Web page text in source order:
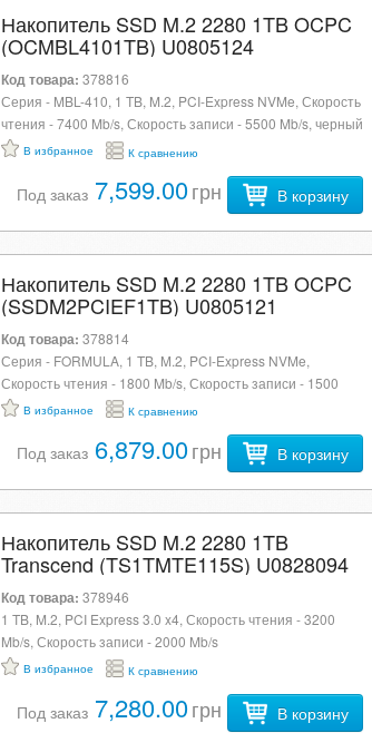
Накопитель SSD M.2 2280 1TB OCPC
(OCMBL4101TB) U0805124
Код товара: 378816
Серия - MBL-410, 1 TB, M.2, PCI-Express NVMe, Скорость
чтения - 7400 Mb/s, Скорость записи - 5500 Mb/s, черный
В избранное К сравнению
Под заказ7,599.00грн В корзину
Накопитель SSD M.2 2280 1TB OCPC
(SSDM2PCIEF1TB) U0805121
Код товара: 378814
Серия - FORMULA, 1 TB, M.2, PCI-Express NVMe,
Скорость чтения - 1800 Mb/s, Скорость записи - 1500
Mb/s, черный
В избранное К сравнению
Под заказ6,879.00грн В корзину
Накопитель SSD M.2 2280 1TB
Transcend (TS1TMTE115S) U0828094
Код товара: 378946
1 TB, M.2, PCI Express 3.0 x4, Скорость чтения - 3200
Mb/s, Скорость записи - 2000 Mb/s
В избранное К сравнению
Под заказ7,280.00грн В корзину